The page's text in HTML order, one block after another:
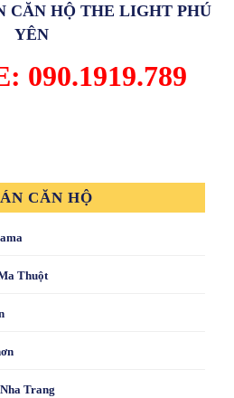
CĂN HỘ THE LIGHT PHÚ
YÊN
090.1919.789
CĂN HỘ
Thuột
Trang